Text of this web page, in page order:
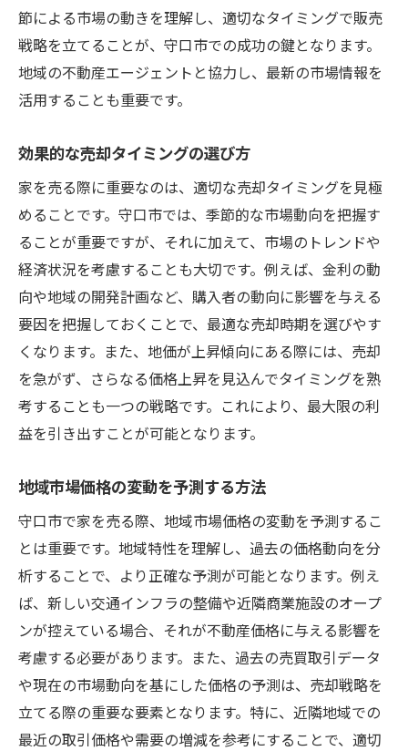
節による市場の動きを理解し、適切なタイミングで販売
戦略を立てることが、守口市での成功の鍵となります。
地域の不動産エージェントと協力し、最新の市場情報を
活用することも重要です。
効果的な売却タイミングの選び方
家を売る際に重要なのは、適切な売却タイミングを見極
めることです。守口市では、季節的な市場動向を把握す
ることが重要ですが、それに加えて、市場のトレンドや
経済状況を考慮することも大切です。例えば、金利の動
向や地域の開発計画など、購入者の動向に影響を与える
要因を把握しておくことで、最適な売却時期を選びやす
くなります。また、地価が上昇傾向にある際には、売却
を急がず、さらなる価格上昇を見込んでタイミングを熟
考することも一つの戦略です。これにより、最大限の利
益を引き出すことが可能となります。
地域市場価格の変動を予測する方法
守口市で家を売る際、地域市場価格の変動を予測するこ
とは重要です。地域特性を理解し、過去の価格動向を分
析することで、より正確な予測が可能となります。例え
ば、新しい交通インフラの整備や近隣商業施設のオープ
ンが控えている場合、それが不動産価格に与える影響を
考慮する必要があります。また、過去の売買取引データ
や現在の市場動向を基にした価格の予測は、売却戦略を
立てる際の重要な要素となります。特に、近隣地域での
最近の取引価格や需要の増減を参考にすることで、適切